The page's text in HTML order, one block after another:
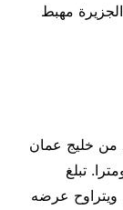
مهبط
من خليج عمان
شمالاً بطول 965 كيلومترا. تبلغ
نحو 233,100 كيلومتر، ويتراوح عرضه